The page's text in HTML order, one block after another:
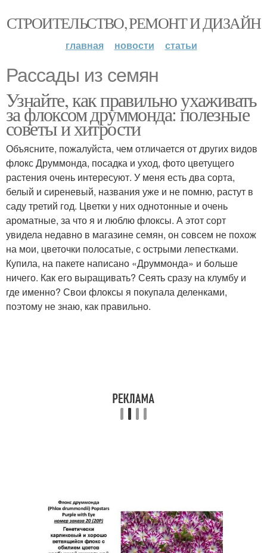
СТРОИТЕЛЬСТВО, РЕМОНТ И ДИЗАЙН
главная новости статьи
Рассады из семян
Узнайте, как правильно ухаживать
за флоксом друммонда: полезные
советы и хитрости
Объясните, пожалуйста, чем отличается от других видов
флокс Друммонда, посадка и уход, фото цветущего
растения очень интересуют. У меня есть два сорта,
белый и сиреневый, названия уже и не помню, растут в
саду третий год. Цветки у них однотонные и очень
ароматные, за что я и люблю флоксы. А этот сорт
увидела недавно в магазине семян, он совсем не похож
на мои, цветочки полосатые, с острыми лепестками.
Купила, на пакете написано «Друммонда» и больше
ничего. Как его выращивать? Сеять сразу на клумбу и
где именно? Свои флоксы я покупала деленками,
поэтому не знаю, как правильно.